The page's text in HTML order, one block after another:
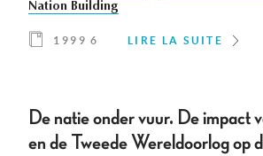
Nation Building
1999 6 LIRE LA SUITE
De natie onder vuur. De impact
en de Tweede Wereldoorlog op